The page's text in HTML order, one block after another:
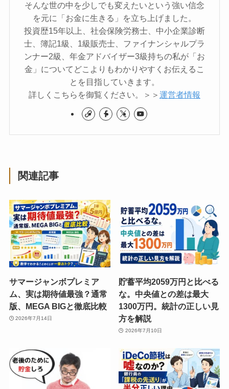
そんな世の中を少しでも変えたいという強い信念
を元に「お金に生きる」を立ち上げました。
投資歴15年以上、社会保険労務士、中小企業診断
士、簿記1級、1級販売士、ファイナンシャルプラ
ンナー2級、年金アドバイザー3級持ちの私が「お
金」についてどこよりもわかりやすくお伝えるこ
とを目指していきます。
詳しくこちらを御覧ください。＞＞ 運営者情報
関連記事
サマージャンボプレミア
ム、実は期待値最強？通常
版、MEGA BIGと徹底比較
2026年7月14日
貯蓄平均2059万円と比べる
な。中央値との差は最大
1300万円。統計の正しい見
方を解説
2026年7月10日